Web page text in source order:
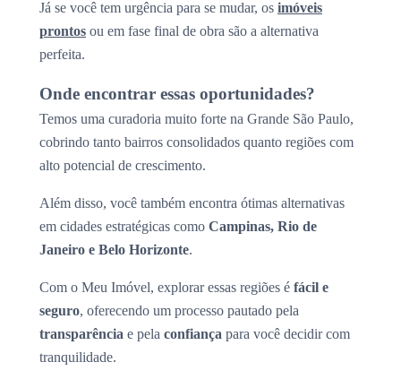
Já se você tem urgência para se mudar, os imóveis
prontos ou em fase final de obra são a alternativa
perfeita.
Onde encontrar essas oportunidades?
Temos uma curadoria muito forte na Grande São Paulo,
cobrindo tanto bairros consolidados quanto regiões com
alto potencial de crescimento.
Além disso, você também encontra ótimas alternativas
em cidades estratégicas como Campinas, Rio de
Janeiro e Belo Horizonte.
Com o Meu Imóvel, explorar essas regiões é fácil e
seguro, oferecendo um processo pautado pela
transparência e pela confiança para você decidir com
tranquilidade.